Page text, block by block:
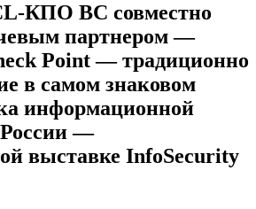
КПО ВС совместно
партнером —
Point — традиционно
в самом знаковом
информационной
России —
выставке InfoSecurity